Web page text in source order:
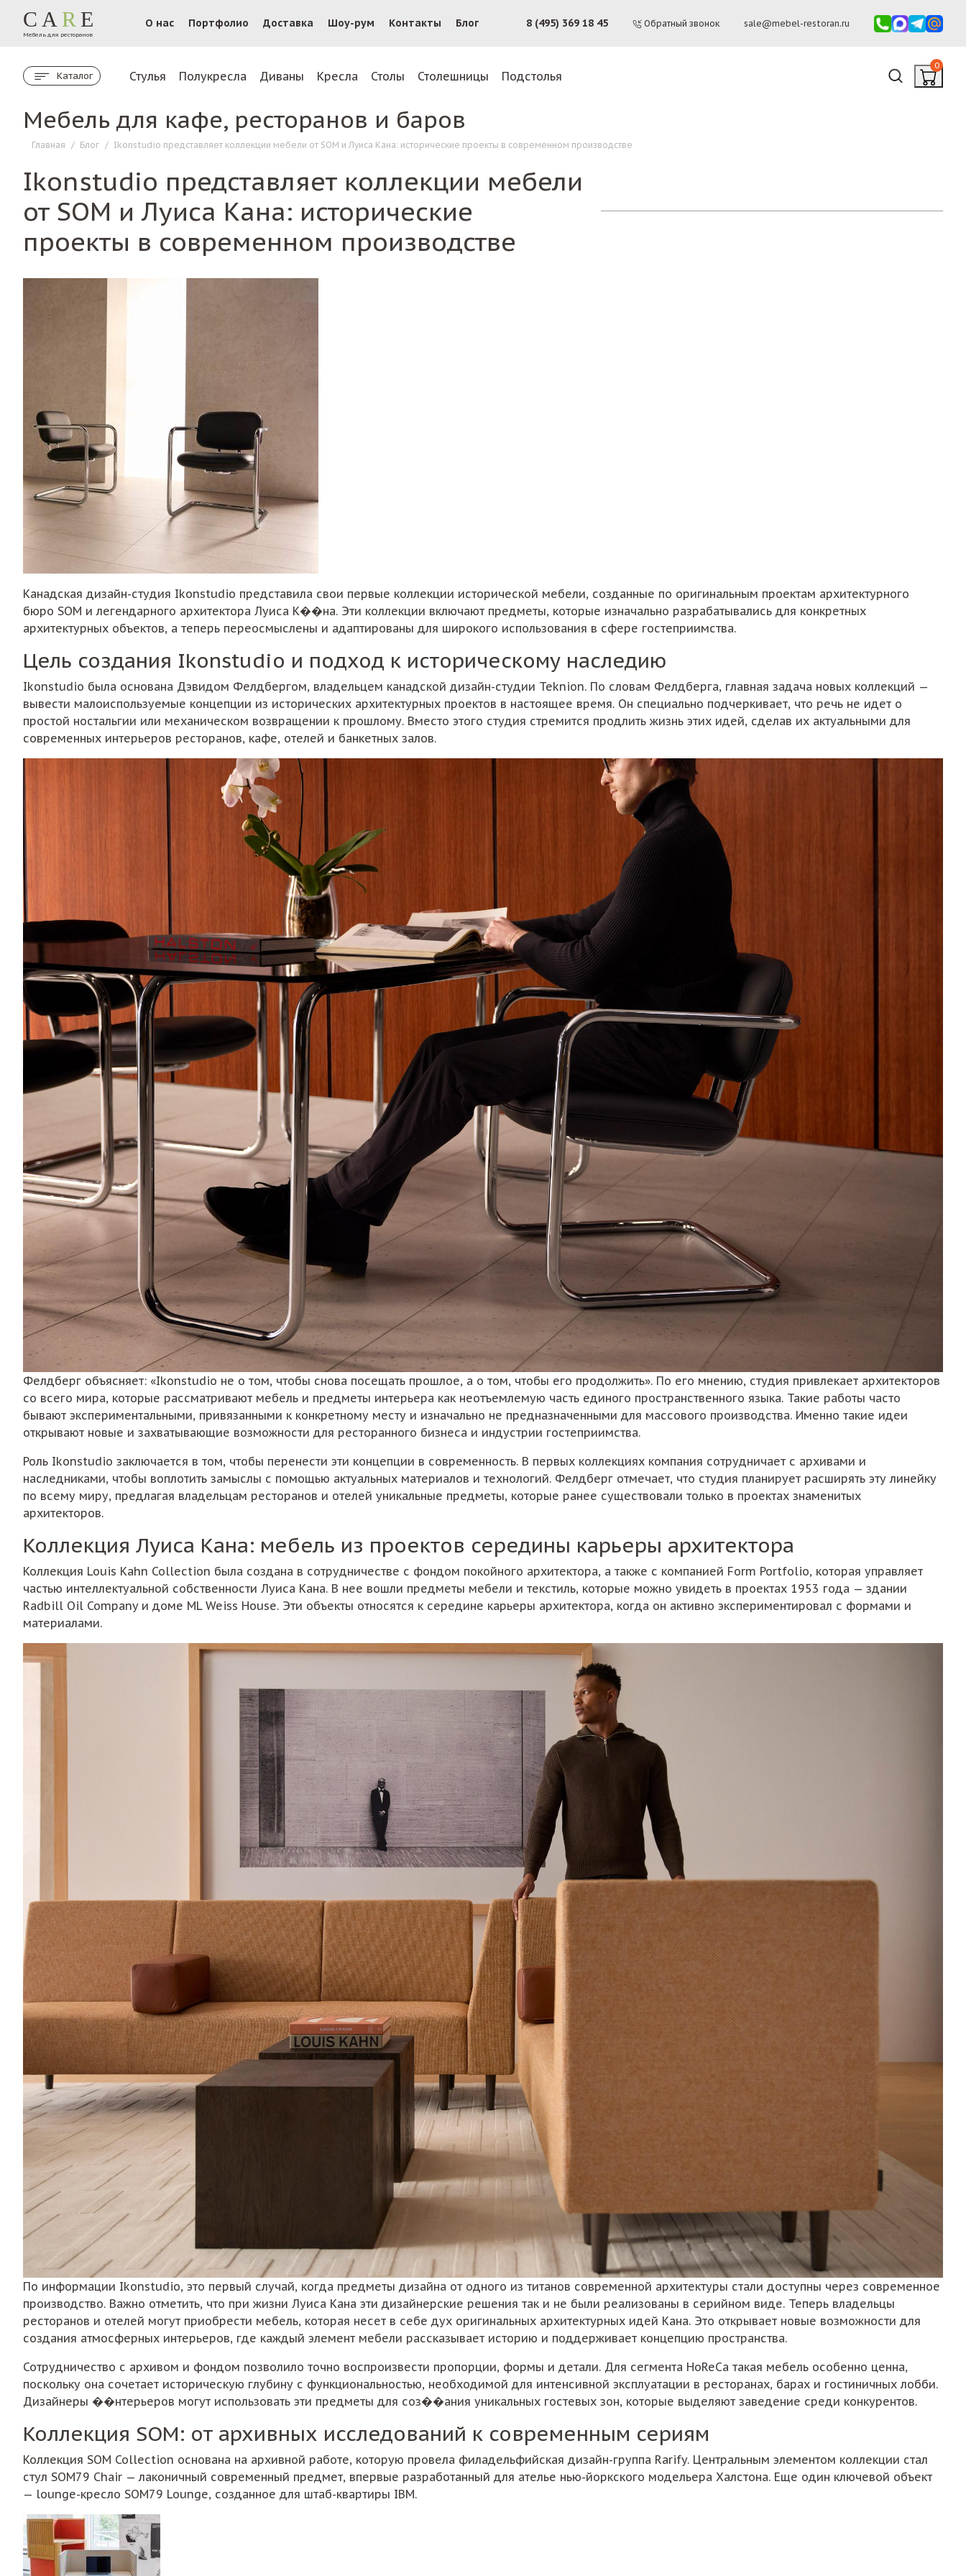
CA R E
Мебель для ресторанов
О нас Портфолио Доставка Шоу-рум Контакты Блог 8 (495) 369 18 45 Обратный звонок sale@mebel-restoran.ru
Каталог Стулья Полукресла Диваны Кресла Столы Столешницы Подстолья
0
Мебель для кафе, ресторанов и баров
Главная / Блог / Ikonstudio представляет коллекции мебели от SOM и Луиса Кана: исторические проекты в современном производстве
Ikonstudio представляет коллекции мебели
от SOM и Луиса Кана: исторические
проекты в современном производстве
Канадская дизайн-студия Ikonstudio представила свои первые коллекции исторической мебели, созданные по оригинальным проектам архитектурного
бюро SOM и легендарного архитектора Луиса К��на. Эти коллекции включают предметы, которые изначально разрабатывались для конкретных
архитектурных объектов, а теперь переосмыслены и адаптированы для широкого использования в сфере гостеприимства.
Цель создания Ikonstudio и подход к историческому наследию
Ikonstudio была основана Дэвидом Фелдбергом, владельцем канадской дизайн-студии Teknion. По словам Фелдберга, главная задача новых коллекций —
вывести малоиспользуемые концепции из исторических архитектурных проектов в настоящее время. Он специально подчеркивает, что речь не идет о
простой ностальгии или механическом возвращении к прошлому. Вместо этого студия стремится продлить жизнь этих идей, сделав их актуальными для
современных интерьеров ресторанов, кафе, отелей и банкетных залов.
Фелдберг объясняет: «Ikonstudio не о том, чтобы снова посещать прошлое, а о том, чтобы его продолжить». По его мнению, студия привлекает архитекторов
со всего мира, которые рассматривают мебель и предметы интерьера как неотъемлемую часть единого пространственного языка. Такие работы часто
бывают экспериментальными, привязанными к конкретному месту и изначально не предназначенными для массового производства. Именно такие идеи
открывают новые и захватывающие возможности для ресторанного бизнеса и индустрии гостеприимства.
Роль Ikonstudio заключается в том, чтобы перенести эти концепции в современность. В первых коллекциях компания сотрудничает с архивами и
наследниками, чтобы воплотить замыслы с помощью актуальных материалов и технологий. Фелдберг отмечает, что студия планирует расширять эту линейку
по всему миру, предлагая владельцам ресторанов и отелей уникальные предметы, которые ранее существовали только в проектах знаменитых
архитекторов.
Коллекция Луиса Кана: мебель из проектов середины карьеры архитектора
Коллекция Louis Kahn Collection была создана в сотрудничестве с фондом покойного архитектора, а также с компанией Form Portfolio, которая управляет
частью интеллектуальной собственности Луиса Кана. В нее вошли предметы мебели и текстиль, которые можно увидеть в проектах 1953 года — здании
Radbill Oil Company и доме ML Weiss House. Эти объекты относятся к середине карьеры архитектора, когда он активно экспериментировал с формами и
материалами.
По информации Ikonstudio, это первый случай, когда предметы дизайна от одного из титанов современной архитектуры стали доступны через современное
производство. Важно отметить, что при жизни Луиса Кана эти дизайнерские решения так и не были реализованы в серийном виде. Теперь владельцы
ресторанов и отелей могут приобрести мебель, которая несет в себе дух оригинальных архитектурных идей Кана. Это открывает новые возможности для
создания атмосферных интерьеров, где каждый элемент мебели рассказывает историю и поддерживает концепцию пространства.
Сотрудничество с архивом и фондом позволило точно воспроизвести пропорции, формы и детали. Для сегмента HoReCa такая мебель особенно ценна,
поскольку она сочетает историческую глубину с функциональностью, необходимой для интенсивной эксплуатации в ресторанах, барах и гостиничных лобби.
Дизайнеры ��нтерьеров могут использовать эти предметы для соз��ания уникальных гостевых зон, которые выделяют заведение среди конкурентов.
Коллекция SOM: от архивных исследований к современным сериям
Коллекция SOM Collection основана на архивной работе, которую провела филадельфийская дизайн-группа Rarify. Центральным элементом коллекции стал
стул SOM79 Chair — лаконичный современный предмет, впервые разработанный для ателье нью-йоркского модельера Халстона. Еще один ключевой объект
— lounge-кресло SOM79 Lounge, созданное для штаб-квартиры IBM.